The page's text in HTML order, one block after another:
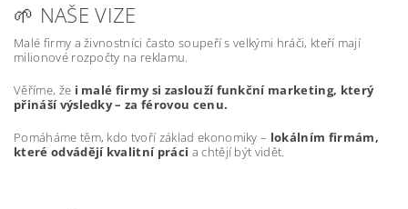
🌱 NAŠE VIZE
Malé firmy a živnostníci často soupeří s velkými hráči, kteří mají
milionové rozpočty na reklamu.
Věříme, že i malé firmy si zaslouží funkční marketing, který
přináší výsledky – za férovou cenu.
Pomáháme těm, kdo tvoří základ ekonomiky – lokálním firmám,
které odvádějí kvalitní práci a chtějí být vidět.